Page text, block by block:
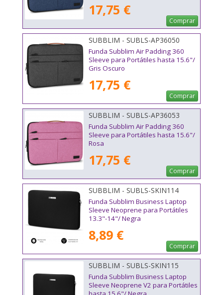
17,75 €
Comprar
SUBBLIM - SUBLS-AP36050
Funda Subblim Air Padding 360
Sleeve para Portátiles hasta 15.6"/
Gris Oscuro
17,75 €
Comprar
SUBBLIM - SUBLS-AP36053
Funda Subblim Air Padding 360
Sleeve para Portátiles hasta 15.6"/
Rosa
17,75 €
Comprar
SUBBLIM - SUBLS-SKIN114
Funda Subblim Business Laptop
Sleeve Neoprene para Portátiles
13.3"-14"/ Negra
8,89 €
Comprar
SUBBLIM - SUBLS-SKIN115
Funda Subblim Business Laptop
Sleeve Neoprene V2 para Portátiles